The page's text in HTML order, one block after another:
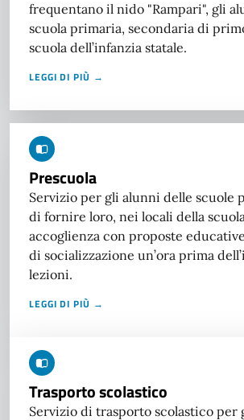
frequentano il nido "Rampari", gli
scuola primaria, secondaria di
scuola dell’infanzia statale.
LEGGI DI PIÙ →
Prescuola
Servizio per gli alunni delle scuole
di fornire loro, nei locali della
accoglienza con proposte
di socializzazione un’ora prima
lezioni.
LEGGI DI PIÙ →
Trasporto scolastico
Servizio di trasporto scolastico per